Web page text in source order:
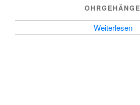
OHRGEHÄNGE
Weiterlesen